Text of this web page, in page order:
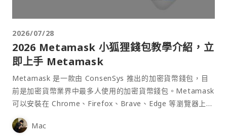
2026/07/28
2026 Metamask 小狐狸錢包教學介紹，立
即上手 Metamask
Metamask 是一款由 ConsenSys 推出的加密貨幣錢包，目
前是加密貨幣業界中最多人使用的加密貨幣錢包。Metamask
可以安裝在 Chrome、Firefox、Brave、Edge 等瀏覽器上作
為插件使用，具備許多功能且使用上非常方便。
Mac